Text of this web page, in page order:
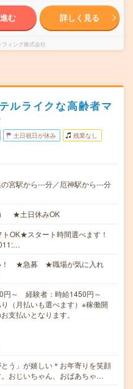
む 詳しく見る
ィング株式会社
ルライクな高齢者マ
土日祝日が休み 残業なし
宮駅から---分／厄神駅から---分
） ★土日休みOK
OK★スタート時間選べます！
！ ★急募 ★職場が気に入れ
円～ 経験者：時給1450円～
（月払いも選べます）※稼働開
支払いとなります。
う」が嬉しい＊お年寄りを笑顔
おじいちゃん、おばあちゃ…